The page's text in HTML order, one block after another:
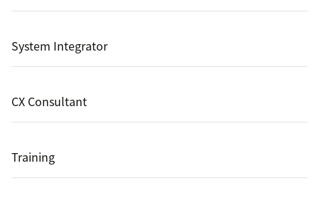
System Integrator
CX Consultant
Training